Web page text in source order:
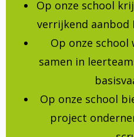
Op onze school
verrijkend aanbod
Op onze
samen in
Op onze school
project